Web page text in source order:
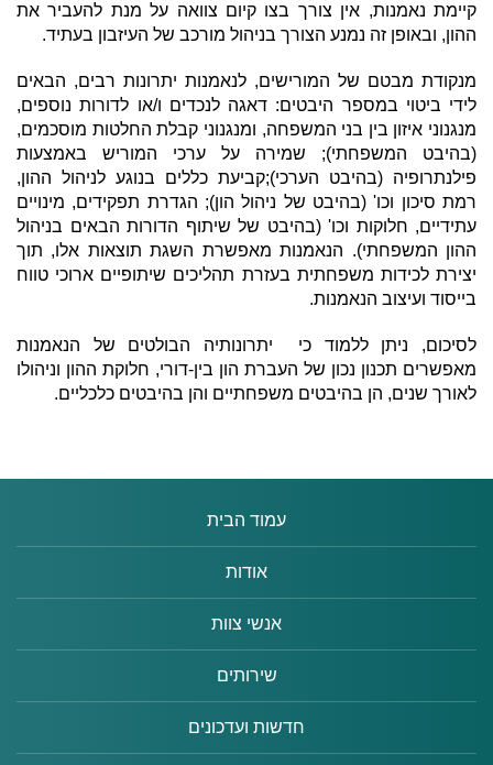
קיימת נאמנות, אין צורך בצו קיום צוואה על מנת להעביר את
ההון, ובאופן זה נמנע הצורך בניהול מורכב של העיזבון בעתיד.
מנקודת מבטם של המורישים, לנאמנות יתרונות רבים, הבאים
לידי ביטוי במספר היבטים: דאגה לנכדים ו/או לדורות נוספים,
מנגנוני איזון בין בני המשפחה, ומנגנוני קבלת החלטות מוסכמים,
(בהיבט המשפחתי); שמירה על ערכי המוריש באמצעות
פילנתרופיה (בהיבט הערכי);קביעת כללים בנוגע לניהול ההון,
רמת סיכון וכו' (בהיבט של ניהול הון); הגדרת תפקידים, מינויים
עתידיים, חלוקות וכו' (בהיבט של שיתוף הדורות הבאים בניהול
ההון המשפחתי). הנאמנות מאפשרת השגת תוצאות אלו, תוך
יצירת לכידות משפחתית בעזרת תהליכים שיתופיים ארוכי טווח
בייסוד ועיצוב הנאמנות.
לסיכום, ניתן ללמוד כי יתרונותיה הבולטים של הנאמנות
מאפשרים תכנון נכון של העברת הון בין-דורי, חלוקת ההון וניהולו
לאורך שנים, הן בהיבטים משפחתיים והן בהיבטים כלכליים.
עמוד הבית
אודות
אנשי צוות
שירותים
חדשות ועדכונים